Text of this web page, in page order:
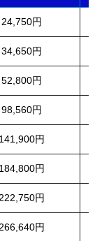
24,750円
34,650円
52,800円
98,560円
141,900円
184,800円
222,750円
266,640円